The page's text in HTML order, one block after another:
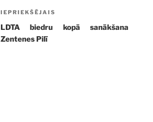
Ziņu
izvēlne
Iepriekšējā
ziņa:
IEPRIEKŠĒJAIS
LDTA biedru kopā sanākšana
Zentenes Pilī